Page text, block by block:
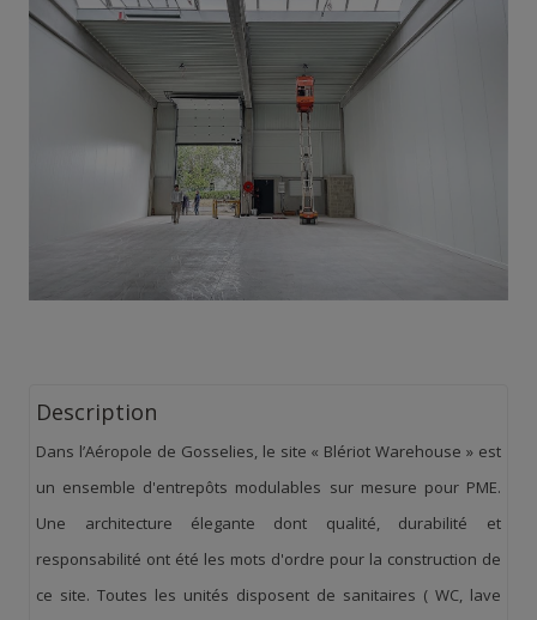
Description
Dans l’Aéropole de Gosselies, le site « Blériot Warehouse » est
un ensemble d'entrepôts modulables sur mesure pour PME.
Une architecture élegante dont qualité, durabilité et
responsabilité ont été les mots d'ordre pour la construction de
ce site. Toutes les unités disposent de sanitaires ( WC, lave